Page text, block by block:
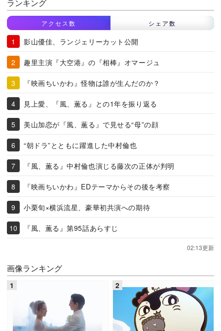
ランキング
アクセス数 シェア数
影山優佳、ランジェリーカット公開
趣里主演『大空港』の『相棒』オマージュ
『映画ちいかわ』怪物は誰が生んだのか？
見上愛、『風、薫る』との1年を振り返る
美山加恋が『風、薫る』で見せる“母”の顔
“朝ドラ”とともに躍進した中村倫也
『風、薫る』中村倫也演じる藤次の正体が判明
『映画ちいかわ』EDテーマからその後を考察
小栗旬×横浜流星、豪華初共演への期待
『風、薫る』第95話あらすじ
02:13更新
画像ランキング